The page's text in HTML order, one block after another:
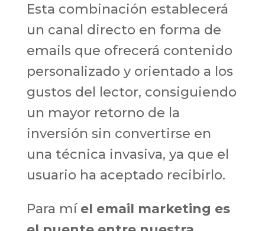
Esta combinación establecerá
un canal directo en forma de
emails que ofrecerá contenido
personalizado y orientado a los
gustos del lector, consiguiendo
un mayor retorno de la
inversión sin convertirse en
una técnica invasiva, ya que el
usuario ha aceptado recibirlo.
Para mí el email marketing es